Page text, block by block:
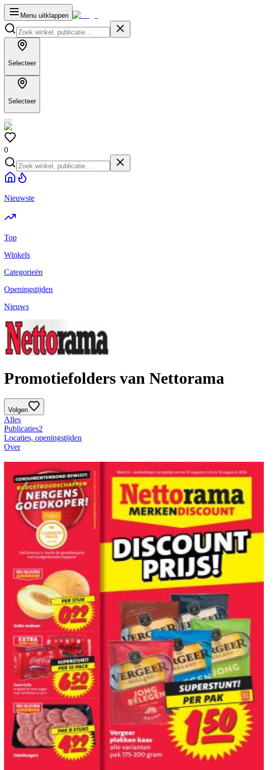
Menu uitklappen
Selecteer
Selecteer
0
Nieuwste
Top
Winkels
Categorieën
Openingstijden
Nieuws
Promotiefolders van Nettorama
Volgen
Alles
Publicaties2
Locaties, openingstijden
Over